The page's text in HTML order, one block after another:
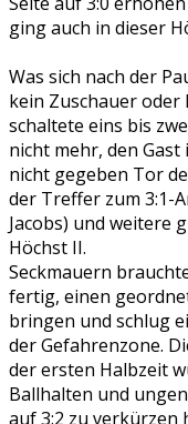
ging auch in dieser
Was sich nach der
kein Zuschauer
schaltete eins bis
nicht mehr, den Gast
nicht gegeben Tor
der Treffer zum 3:1-
Jacobs) und weitere
Höchst II.
Seckmauern
fertig, einen
bringen und schlug
der Gefahrenzone.
der ersten Halbzeit
Ballhalten und
auf 3:2 zu verkürzen